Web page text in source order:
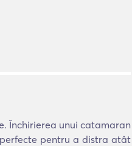
Închirierea unui catamaran
pentru a distra atât